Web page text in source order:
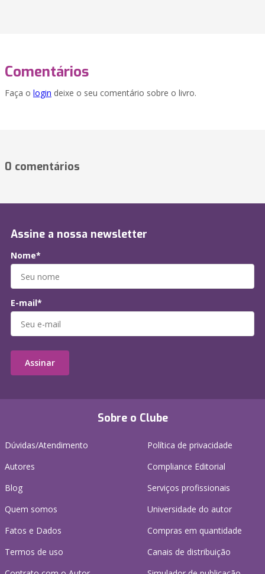
Comentários
Faça o login deixe o seu comentário sobre o livro.
0 comentários
Sobre o Clube
Dúvidas/Atendimento
Autores
Blog
Quem somos
Fatos e Dados
Termos de uso
Política de privacidade
Compliance Editorial
Serviços profissionais
Universidade do autor
Compras em quantidade
Canais de distribuição
Assine a nossa newsletter
Nome*
E-mail*
Assinar